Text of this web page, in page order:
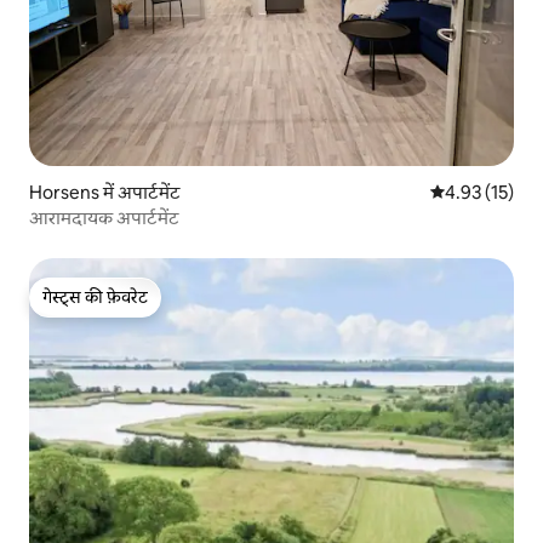
Horsens में अपार्टमेंट औसत रेटिंग 5 में
4.93 (15)
आरामदायक अपार्टमेंट
गेस्ट्स की फ़ेवरेट
गेस्ट्स की फ़ेवरेट